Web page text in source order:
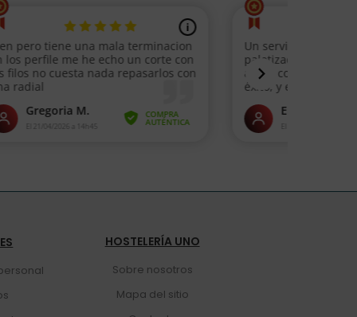
HOSTELERÍA UNO
Sobre nosotros
Mapa del sitio